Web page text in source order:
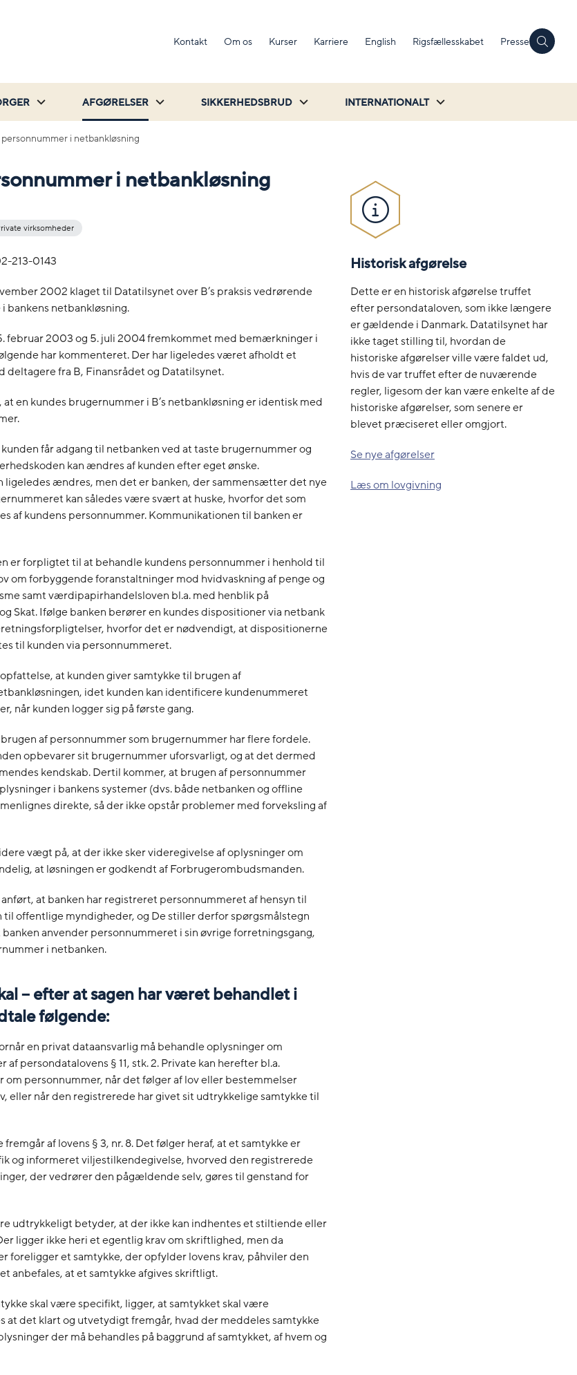
Kontakt Om os Kurser Karriere English Rigsfællesskabet Presse
AFGØRELSER SIKKERHEDSBRUD INTERNATIONALT
personnummer i netbankløsning
i netbankløsning
virksomheder
213-0143
2002 klaget til Datatilsynet over B’s praksis vedrørende
bankens netbankløsning.
februar 2003 og 5. juli 2004 fremkommet med bemærkninger i
har kommenteret. Der har ligeledes været afholdt et
deltagere fra B, Finansrådet og Datatilsynet.
en kundes brugernummer i B’s netbankløsning er identisk med
får adgang til netbanken ved at taste brugernummer og
kan ændres af kunden efter eget ønske.
ligeledes ændres, men det er banken, der sammensætter det nye
kan således være svært at huske, hvorfor det som
af kundens personnummer. Kommunikationen til banken er
er forpligtet til at behandle kundens personnummer i henhold til
om forbyggende foranstaltninger mod hvidvaskning af penge og
samt værdipapirhandelsloven bl.a. med henblik på
Skat. Ifølge banken berører en kundes dispositioner via netbank
hvorfor det er nødvendigt, at dispositionerne
til kunden via personnummeret.
at kunden giver samtykke til brugen af
idet kunden kan identificere kundenummeret
når kunden logger sig på første gang.
af personnummer som brugernummer har flere fordele.
opbevarer sit brugernummer uforsvarligt, og at det dermed
kendskab. Dertil kommer, at brugen af personnummer
i bankens systemer (dvs. både netbanken og offline
direkte, så der ikke opstår problemer med forveksling af
vægt på, at der ikke sker videregivelse af oplysninger om
at løsningen er godkendt af Forbrugerombudsmanden.
at banken har registreret personnummeret af hensyn til
offentlige myndigheder, og De stiller derfor spørgsmålstegn
anvender personnummeret i sin øvrige forretningsgang,
i netbanken.
– efter at sagen har været behandlet i
følgende:
en privat dataansvarlig må behandle oplysninger om
af persondatalovens § 11, stk. 2. Private kan herefter bl.a.
om personnummer, når det følger af lov eller bestemmelser
eller når den registrerede har givet sit udtrykkelige samtykke til
af lovens § 3, nr. 8. Det følger heraf, at et samtykke er
og informeret viljestilkendegivelse, hvorved den registrerede
der vedrører den pågældende selv, gøres til genstand for
udtrykkeligt betyder, at der ikke kan indhentes et stiltiende eller
ligger ikke heri et egentlig krav om skriftlighed, men da
foreligger et samtykke, der opfylder lovens krav, påhviler den
anbefales, at et samtykke afgives skriftligt.
skal være specifikt, ligger, at samtykket skal være
at det klart og utvetydigt fremgår, hvad der meddeles samtykke
der må behandles på baggrund af samtykket, af hvem og
Historisk afgørelse
Dette er en historisk afgørelse truffet
efter persondataloven, som ikke længere
er gældende i Danmark. Datatilsynet har
ikke taget stilling til, hvordan de
historiske afgørelser ville være faldet ud,
hvis de var truffet efter de nuværende
regler, ligesom der kan være enkelte af de
historiske afgørelser, som senere er
blevet præciseret eller omgjort.
Se nye afgørelser
Læs om lovgivning